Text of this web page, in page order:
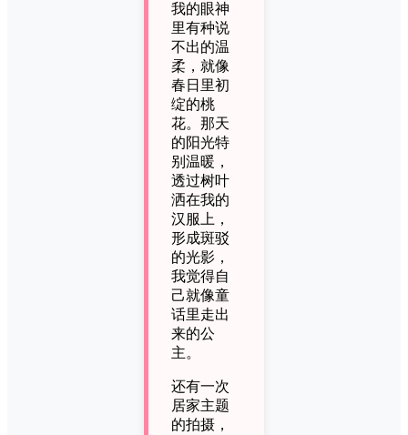
我的眼神
里有种说
不出的温
柔，就像
春日里初
绽的桃
花。那天
的阳光特
别温暖，
透过树叶
洒在我的
汉服上，
形成斑驳
的光影，
我觉得自
己就像童
话里走出
来的公
主。
还有一次
居家主题
的拍摄，